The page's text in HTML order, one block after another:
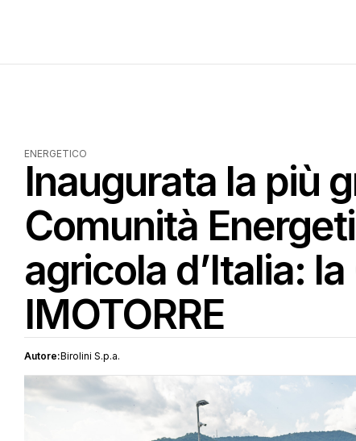
ENERGETICO
Inaugurata la più
Comunità
agricola d’Italia: la
IMOTORRE
Autore:Birolini S.p.a.